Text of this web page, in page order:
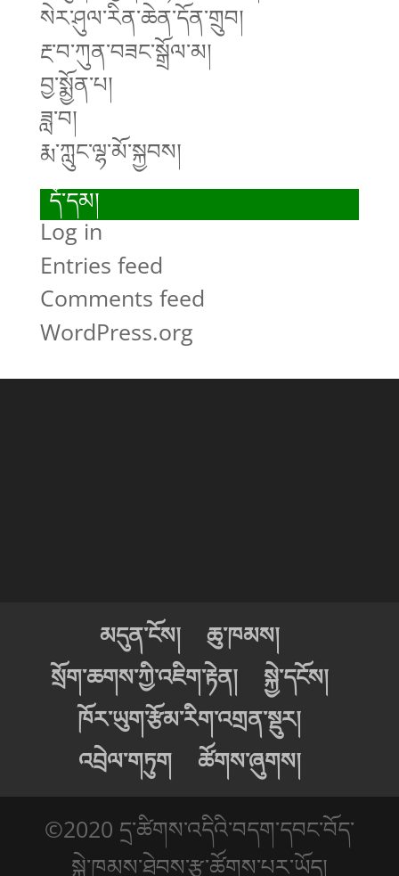
སེར་ཤུལ་རིན་ཆེན་དོན་གྲུབ།
རྔ་བ་ཀུན་བཟང་སྒྲོལ་མ།
བྱ་སྨྱོན་པ།
ཟླ་བ།
རྨ་ཀླུང་ལྷ་མོ་སྐྱབས།
དོ་དམ།
Log in
Entries feed
Comments feed
WordPress.org
མདུན་ངོས།
ཆུ་ཁམས།
སྲོག་ཆགས་ཀྱི་འཇིག་རྟེན།
སྐྱེ་དངོས།
ཁོར་ཡུག་རྩོམ་རིག་འགྲན་སྡུར།
འབྲེལ་གཏུག
ཚོགས་ཞུགས།
©2020 དྲ་ཚིགས་འདིའི་བདག་དབང་བོད་
སྐྱེ་ཁམས་ཐེབས་རྩ་ཚོགས་པར་ཡོད།